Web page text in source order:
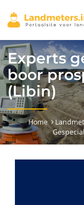
Experts
boor
(Libin)
Home